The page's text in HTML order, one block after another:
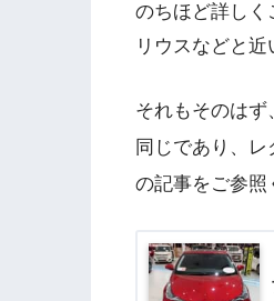
のちほど詳しく
リウスなどと近
それもそのは
同じであり、
の記事をご参照